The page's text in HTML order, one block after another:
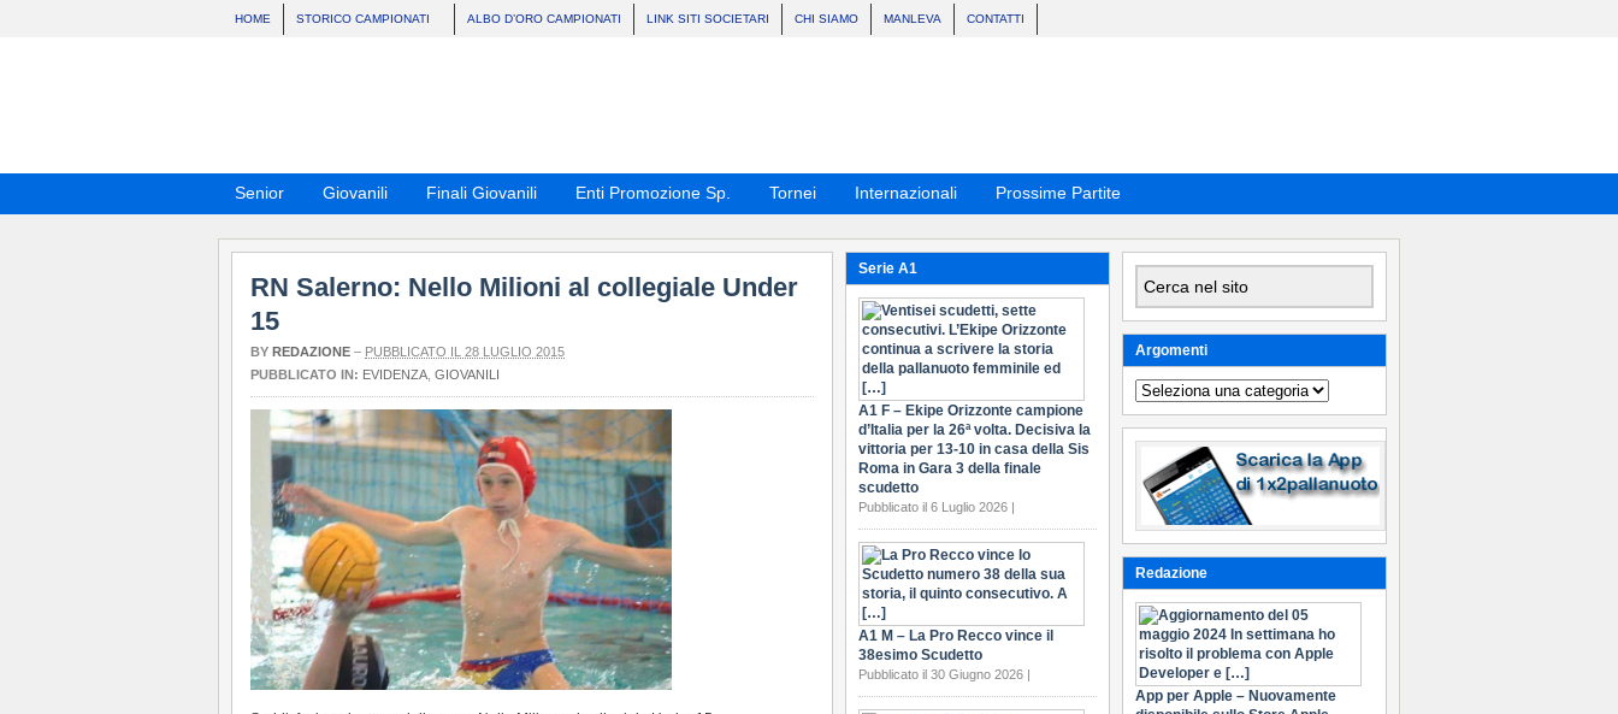
HOME STORICO CAMPIONATI ALBO D’ORO CAMPIONATI LINK SITI SOCIETARI CHI SIAMO MANLEVA CONTATTI
Senior Giovanili Finali Giovanili Enti Promozione Sp. Tornei Internazionali Prossime Partite
RN Salerno: Nello Milioni al collegiale Under
15
BY REDAZIONE – PUBBLICATO IL 28 LUGLIO 2015
PUBBLICATO IN: EVIDENZA GIOVANILI
Argomenti
Argomenti
Redazione
App per Apple – Nuovamente
Serie A1
A1 F – Ekipe Orizzonte campione
d’Italia per la 26ª volta. Decisiva la
vittoria per 13-10 in casa della Sis
Roma in Gara 3 della finale
scudetto
Pubblicato il 6 Luglio 2026 |
A1 M – La Pro Recco vince il
38esimo Scudetto
Pubblicato il 30 Giugno 2026 |